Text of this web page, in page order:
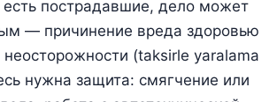
есть пострадавшие, дело может
— причинение вреда здоровью
(taksirle yaralama
нужна защита: смягчение или